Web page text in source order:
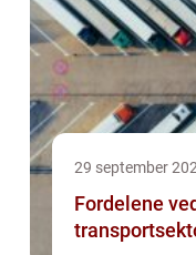
29 september
Fordelene